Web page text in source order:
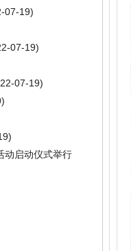
07-19)
07-19)
07-19)
动启动仪式举行